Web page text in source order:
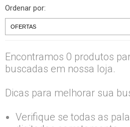
Ordenar por:
Encontramos 0 produtos
buscadas em nossa loja.
Dicas para melhorar sua
Verifique se todas as